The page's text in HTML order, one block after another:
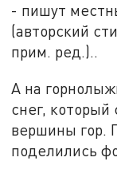
- пишут
(авторский
прим. ред.)..
А на
снег,
вершины гор.
поделились